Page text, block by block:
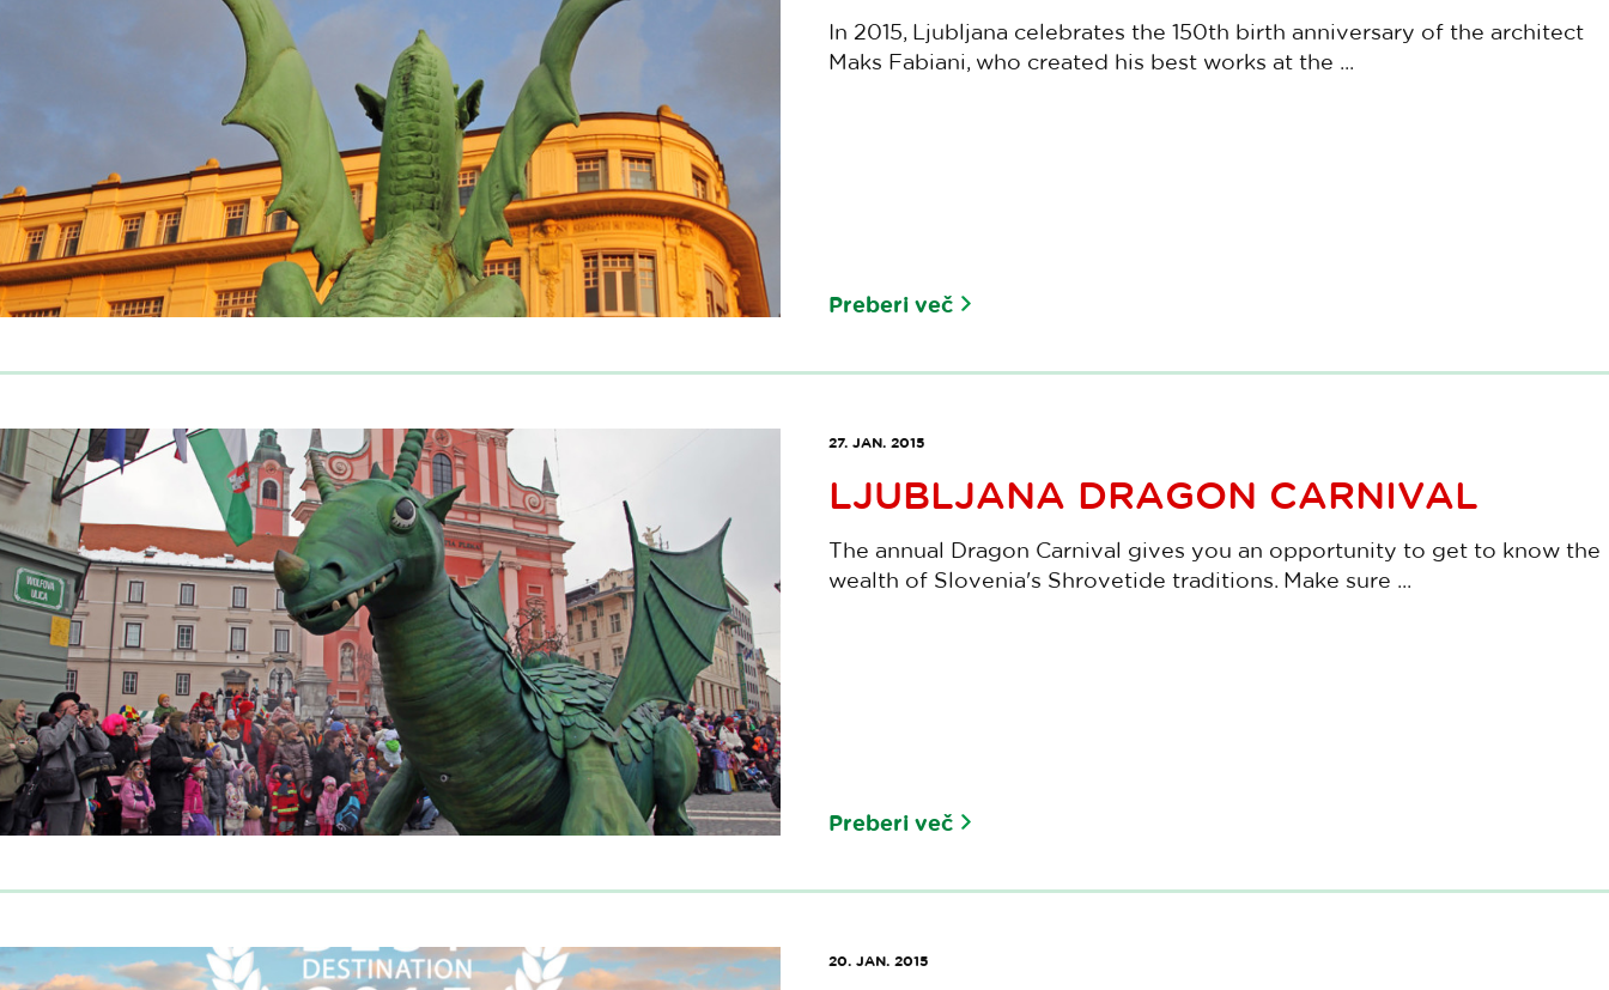
In 2015, Ljubljana celebrates the 150th birth anniversary of the architect
Maks Fabiani, who created his best works at the ...
Preberi več
27. JAN. 2015
LJUBLJANA DRAGON CARNIVAL
The annual Dragon Carnival gives you an opportunity to get to know the
wealth of Slovenia's Shrovetide traditions. Make sure ...
Preberi več
20. JAN. 2015